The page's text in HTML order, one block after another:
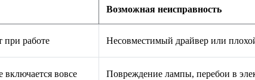
Возможная неисправность
при работе Несовместимый драйвер или
включается вовсе Повреждение лампы, перебои в